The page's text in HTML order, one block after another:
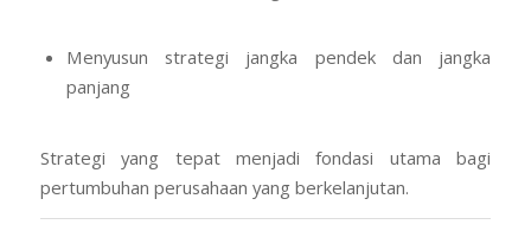
Menyusun strategi jangka pendek dan jangka
panjang
Strategi yang tepat menjadi fondasi utama bagi
pertumbuhan perusahaan yang berkelanjutan.